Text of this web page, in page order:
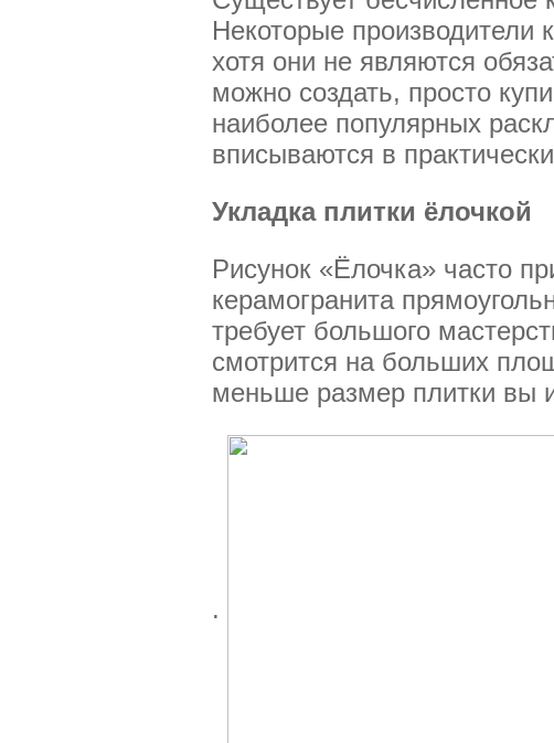
Некоторые
хотя они не являются
можно создать, просто
наиболее популярных
вписываются в
Укладка плитки ёлочкой
Рисунок «Ёлочка» часто
керамогранита
требует большого
смотрится на больших
меньше размер плитки вы
.